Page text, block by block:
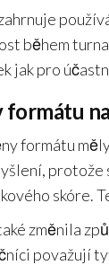
během
jak pro
formátu
formátu
protože
skóre.
změnila
považují